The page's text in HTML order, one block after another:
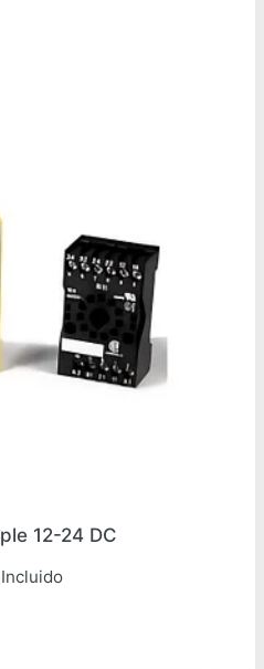
12-24 DC